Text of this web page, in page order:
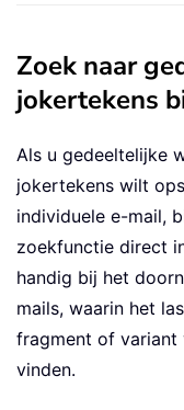
Zoek naar
jokertekens
Als u gedeeltelijke
jokertekens wilt
individuele e-mail,
zoekfunctie direct
handig bij het
mails, waarin het
fragment of variant
vinden.